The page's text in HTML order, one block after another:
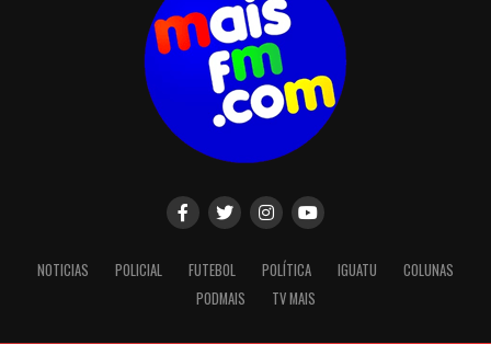
NOTICIAS POLICIAL FUTEBOL POLÍTICA IGUATU
COLUNAS
PODMAIS
TV MAIS